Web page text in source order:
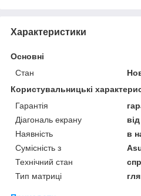
Характеристики
Основні
Стан
Користувальницькі
Гарантія
Діагональ екрану
Наявність
в
Сумісність з
Технічний стан
Тип матриці